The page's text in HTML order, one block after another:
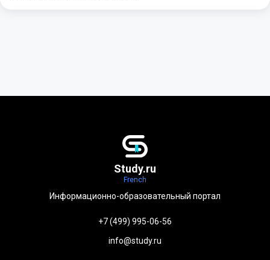
Study.ru
French
Информационно-образовательный портал
+7 (499) 995-06-56
info@study.ru